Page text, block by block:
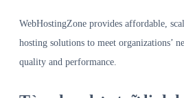
WebHostingZone provides affordable,
hosting solutions to meet organizations’
quality and performance.